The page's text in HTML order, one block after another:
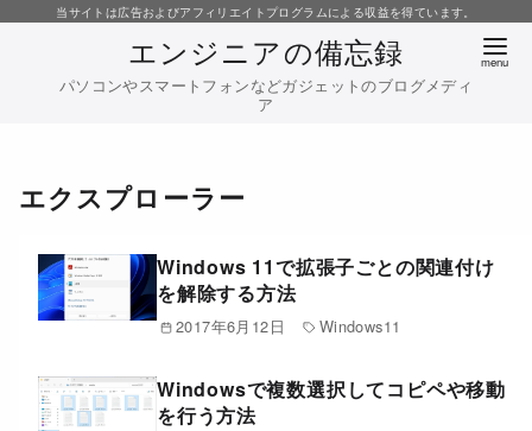
当サイトは広告およびアフィリエイトプログラムによる収益を得ています。
エンジニアの備忘録
パソコンやスマートフォンなどガジェットのブログメディ
ア
エクスプローラー
Windows 11で拡張子ごとの関連付け
を解除する方法
2017年6月12日 Windows11
Windowsで複数選択してコピペや移動
を行う方法